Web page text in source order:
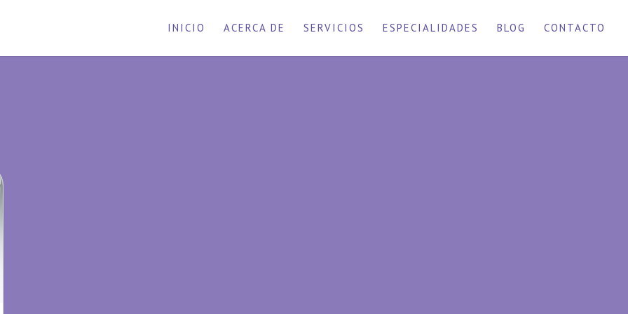
INICIO ACERCA DE SERVICIOS ESPECIALIDADES BLOG CONTACTO